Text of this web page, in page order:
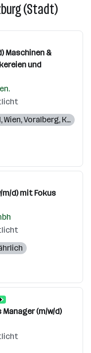
(Stadt)
Maschinen &
und
,Wien,Voralberg, Kärnten
d) mit Fokus
(m/w/d)